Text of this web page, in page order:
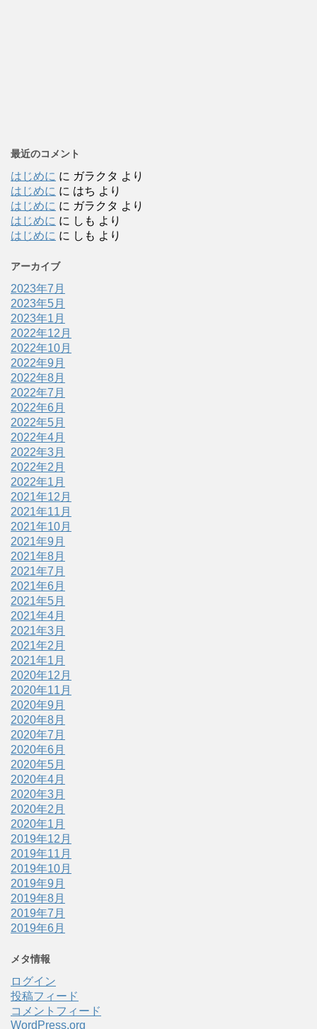
最近のコメント
はじめに に ガラクタ より
はじめに に はち より
はじめに に ガラクタ より
はじめに に しも より
はじめに に しも より
アーカイブ
2023年7月
2023年5月
2023年1月
2022年12月
2022年10月
2022年9月
2022年8月
2022年7月
2022年6月
2022年5月
2022年4月
2022年3月
2022年2月
2022年1月
2021年12月
2021年11月
2021年10月
2021年9月
2021年8月
2021年7月
2021年6月
2021年5月
2021年4月
2021年3月
2021年2月
2021年1月
2020年12月
2020年11月
2020年9月
2020年8月
2020年7月
2020年6月
2020年5月
2020年4月
2020年3月
2020年2月
2020年1月
2019年12月
2019年11月
2019年10月
2019年9月
2019年8月
2019年7月
2019年6月
メタ情報
ログイン
投稿フィード
コメントフィード
WordPress.org